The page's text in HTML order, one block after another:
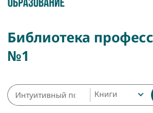
Библиотека
№1
Книги